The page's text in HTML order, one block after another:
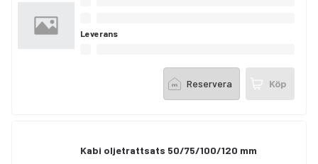
Leverans
Reservera Köp
Kabi oljetrattsats 50/75/100/120 mm